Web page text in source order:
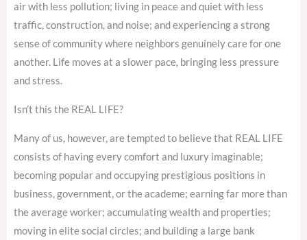
air with less pollution; living in peace and quiet with less
traffic, construction, and noise; and experiencing a strong
sense of community where neighbors genuinely care for one
another. Life moves at a slower pace, bringing less pressure
and stress.
Isn’t this the REAL LIFE?
Many of us, however, are tempted to believe that REAL LIFE
consists of having every comfort and luxury imaginable;
becoming popular and occupying prestigious positions in
business, government, or the academe; earning far more than
the average worker; accumulating wealth and properties;
moving in elite social circles; and building a large bank